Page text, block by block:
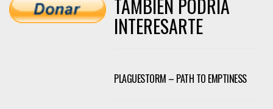
TAMBIÉN PODRÍA
INTERESARTE
PLAGUESTORM – PATH TO EMPTINESS